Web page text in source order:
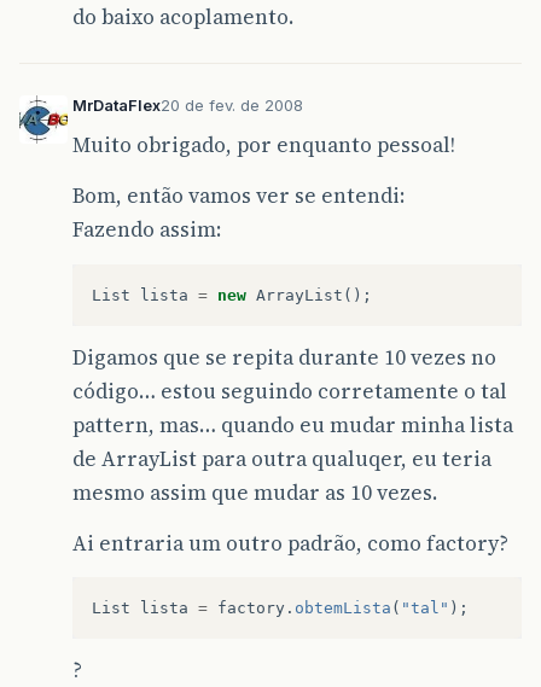
do baixo acoplamento.
MrDataFlex20 de fev. de 2008
Muito obrigado, por enquanto pessoal!
Bom, então vamos ver se entendi:
Fazendo assim:
List lista = new ArrayList ();
Digamos que se repita durante 10 vezes no
código… estou seguindo corretamente o tal
pattern, mas… quando eu mudar minha lista
de ArrayList para outra qualuqer, eu teria
mesmo assim que mudar as 10 vezes.
Ai entraria um outro padrão, como factory?
List lista = factory . obtemLista ( "tal" );
?